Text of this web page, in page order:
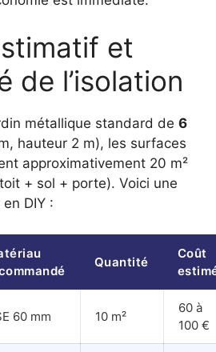
et
de l’isolation
métallique standard de 6
hauteur 2 m), les surfaces
approximativement 20 m²
+ sol + porte). Voici une
DIY :
Quantité
Coût
60 mm 10 m²
60 à
100 €